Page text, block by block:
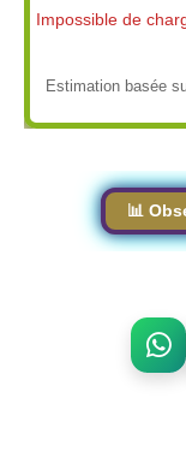
Impossible de
Estimation basée
📊